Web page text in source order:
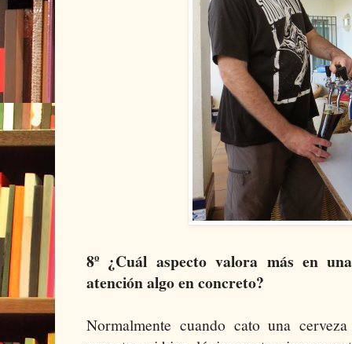
8º ¿Cuál aspecto valora más en
atención algo en concreto?
Normalmente cuando cato una